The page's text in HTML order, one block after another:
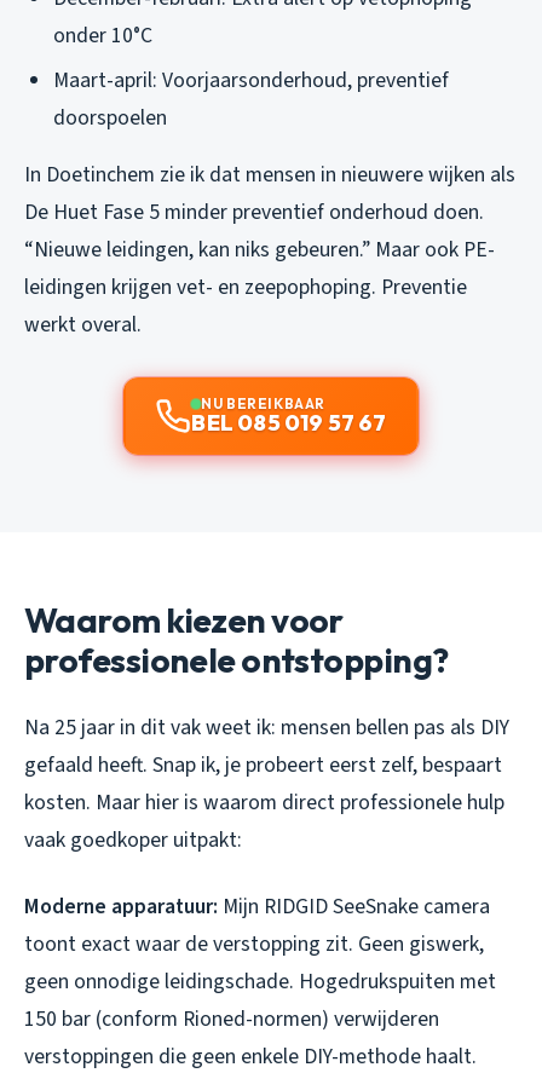
onder 10°C
Maart-april: Voorjaarsonderhoud, preventief
doorspoelen
In Doetinchem zie ik dat mensen in nieuwere wijken als
De Huet Fase 5 minder preventief onderhoud doen.
“Nieuwe leidingen, kan niks gebeuren.” Maar ook PE-
leidingen krijgen vet- en zeepophoping. Preventie
werkt overal.
NU BEREIKBAAR
BEL 085 019 57 67
Waarom kiezen voor
professionele ontstopping?
Na 25 jaar in dit vak weet ik: mensen bellen pas als DIY
gefaald heeft. Snap ik, je probeert eerst zelf, bespaart
kosten. Maar hier is waarom direct professionele hulp
vaak goedkoper uitpakt:
Moderne apparatuur: Mijn RIDGID SeeSnake camera
toont exact waar de verstopping zit. Geen giswerk,
geen onnodige leidingschade. Hogedrukspuiten met
150 bar (conform Rioned-normen) verwijderen
verstoppingen die geen enkele DIY-methode haalt.